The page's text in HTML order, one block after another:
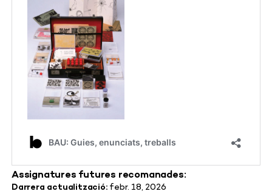
Assignatures futures recomanades:
Darrera actualització: febr. 18, 2026